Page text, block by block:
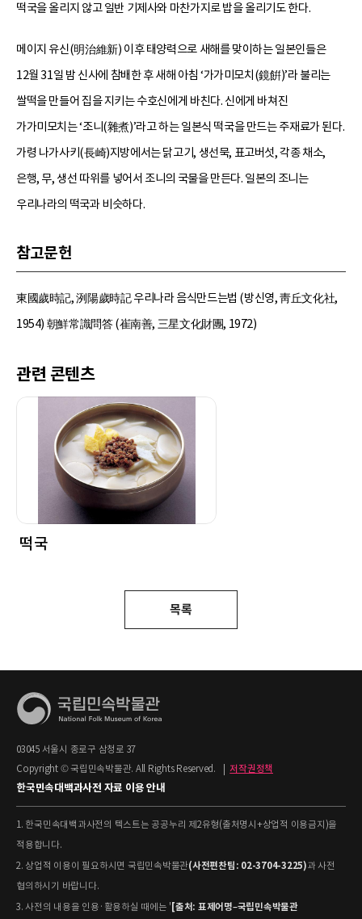
떡국을 올리지 않고 일반 기제사와 마찬가지로 밥을 올리기도 한다.
메이지 유신(明治維新) 이후 태양력으로 새해를 맞이하는 일본인들은
12월 31일 밤 신사에 참배한 후 새해 아침 ‘가가미모치(鏡餠)’라 불리는
쌀떡을 만들어 집을 지키는 수호신에게 바친다. 신에게 바쳐진
가가미모치는 ‘조니(雜煮)’라고 하는 일본식 떡국을 만드는 주재료가 된다.
가령 나가사키(長崎)지방에서는 닭고기, 생선묵, 표고버섯, 각종 채소,
은행, 무, 생선 따위를 넣어서 조니의 국물을 만든다. 일본의 조니는
우리나라의 떡국과 비슷하다.
참고문헌
東國歲時記, 洌陽歲時記 우리나라 음식만드는법 (방신영, 靑丘文化社,
1954) 朝鮮常識問答 (崔南善, 三星文化財團, 1972)
관련 콘텐츠
떡국
목록
03045 서울시 종로구 삼청로 37
Copyright © 국립민속박물관. All Rights Reserved.
저작권정책
한국민속대백과사전 자료 이용 안내
1. 한국민속대백과사전의 텍스트는 공공누리 제2유형(출처명시+상업적 이용금지)을
적용합니다.
2. 상업적 이용이 필요하시면 국립민속박물관(사전편찬팀: 02-3704-3225)과 사전
협의하시기 바랍니다.
3. 사전의 내용을 인용·활용하실 때에는 ' [출처: 표제어명–국립민속박물관